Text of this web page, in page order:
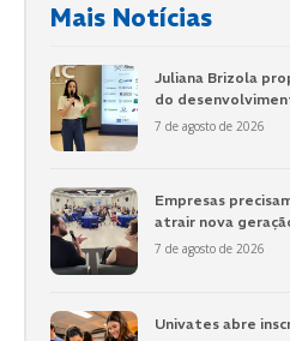
Mais Notícias
Juliana Brizola
do
7 de agosto de 2026
Empresas
atrair nova
7 de agosto de 2026
Univates abre